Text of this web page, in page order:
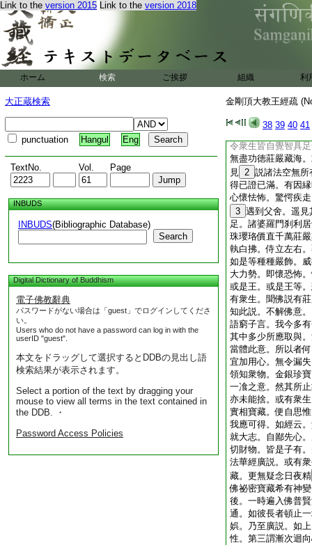
Link to the version 2015 Link to the version 2018
ホーム 検索 ご挨拶 組織 利
大正蔵検索
punctuation Hangul Eng
TextNo. Vol. Page
INBUDS
INBUDS(Bibliographic Database)
Search
Digital Dictionary of Buddhism
電子佛教辭典
パスワードがない場合は「guest」でログインしてくださ
い。
Users who do not have a password can log in with the
userID "guest".
本文をドラッグして選択するとDDBの見出し語
検索結果が表示されます。
Select a portion of the text by dragging your
mouse to view all terms in the text contained in
the DDB. ・
Password Access Policies
金剛頂大教王經疏
38 39 40 41
就普賢無量行願者
令衆生奉事一切如
遍求故。能令衆生
佛會念念入故。復
成就無量衆生者。
入如來神通最上悉
智等佛力故。故云
成就。成就如來最
種種差別。如來示
令衆生皆自覺智具
無盡功徳莊嚴藏海
見 2 説諸法空無所
得已證已滿。有因
心懷怯怖。驚愕疾
3 遇到父舍。遥
足。諸婆羅門刹利
珠瓔珞價直千萬莊
執白拂。侍立左右
如是等種種嚴飾。
大力勢。即懷恐怖
或是王。或是王等
有衆生。聞佛説有
知此説。不解佛意
語窮子言。我今多
其中多少所應取與
當體此意。所以者
宜加用心。無令漏
領知衆物。金銀珍
一飡之意。然其所
亦未能捨。或有衆
實相寶藏。便自思
我應可得。如經云
就大志。自鄙先心
切財物。皆是子有
法華經廣説。或有
藏。更無疑念日夜精
佛祕密寶藏希有神
後。一時遍入佛普
通。如彼長者頓止
娯。乃至廣説。如
性。第三謂漸次迴